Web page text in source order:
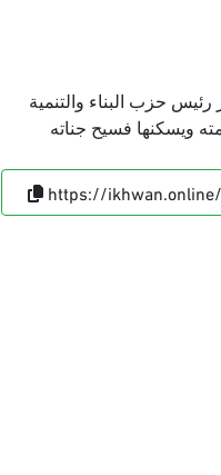
رئيس حزب البناء والتنمية
ويسكنها فسيح جناته
https://